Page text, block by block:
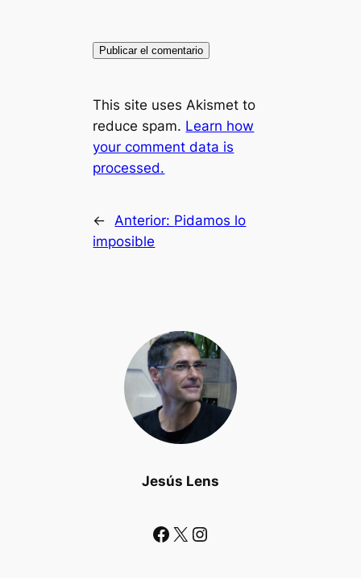
Jesús Lens
Facebook X Instagram
This site uses Akismet to
reduce spam. Learn how
your comment data is
processed.
← Anterior: Pidamos lo
imposible